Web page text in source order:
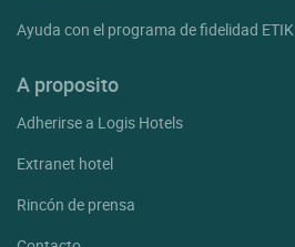
Ayuda con el programa de fidelidad ETIK
A proposito
Adherirse a Logis Hotels
Extranet hotel
Rincón de prensa